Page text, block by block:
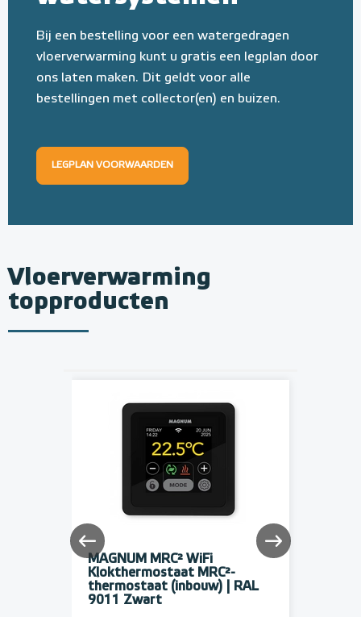
Bij een bestelling voor een watergedragen
vloerverwarming kunt u gratis een legplan door
ons laten maken. Dit geldt voor alle
bestellingen met collector(en) en buizen.
LEGPLAN VOORWAARDEN
Vloerverwarming
topproducten
MAGNUM MRC² WiFi
Klokthermostaat MRC²-
thermostaat (inbouw) | RAL
9011 Zwart